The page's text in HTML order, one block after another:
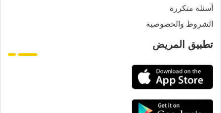
أسئلة متكررة
الشروط والخصوصية
تطبيق المريض